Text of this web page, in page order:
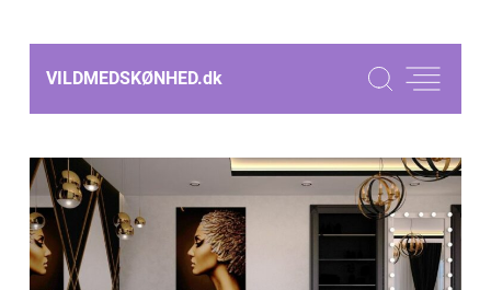
VILDMEDSKØNHED.dk